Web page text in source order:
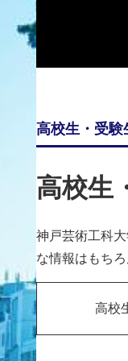
高校生・受験
高校生
神戸芸術工科
な情報はもち
高校
（日）
日の窓口受付時間